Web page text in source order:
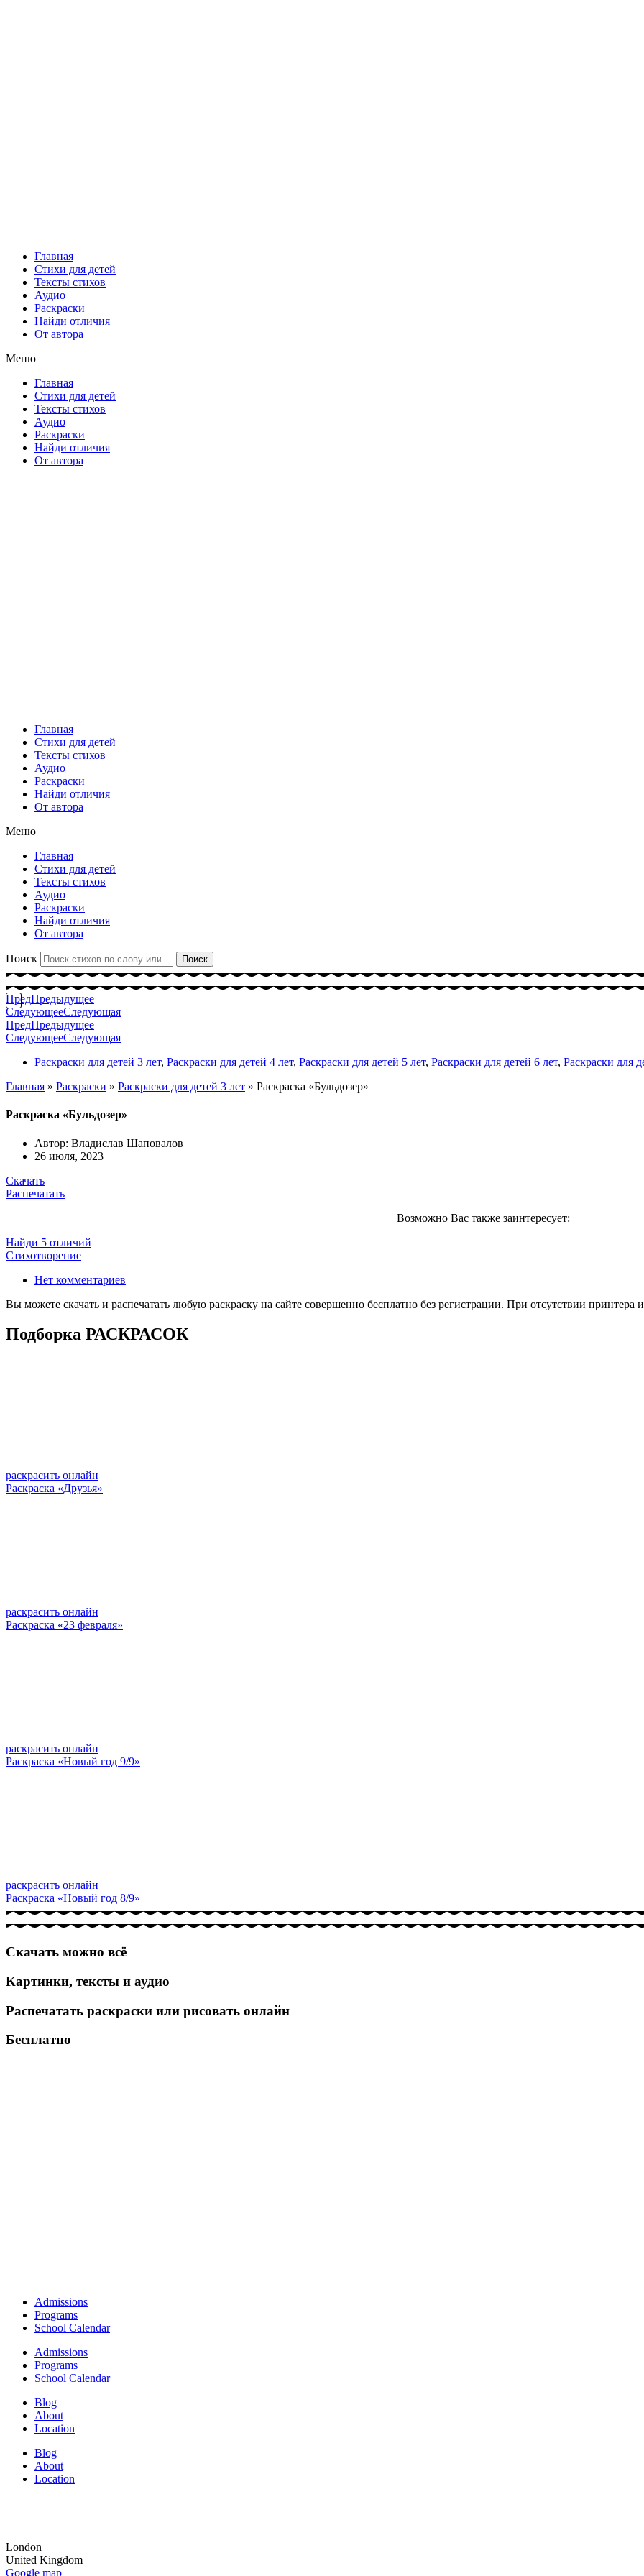
Главная
Стихи для детей
Тексты стихов
Аудио
Раскраски
Найди отличия
От автора
Меню
Главная
Стихи для детей
Тексты стихов
Аудио
Раскраски
Найди отличия
От автора
Главная
Стихи для детей
Тексты стихов
Аудио
Раскраски
Найди отличия
От автора
Меню
Главная
Стихи для детей
Тексты стихов
Аудио
Раскраски
Найди отличия
От автора
Поиск Поиск
ПредПредыдущее
СледующееСледующая
ПредПредыдущее
СледующееСледующая
Раскраски для детей 3 лет, Раскраски для детей 4 лет, Раскраски для детей 5 лет, Раскраски для детей 6 лет, Раскраски для
Главная » Раскраски » Раскраски для детей 3 лет » Раскраска «Бульдозер»
Раскраска «Бульдозер»
Автор: Владислав Шаповалов
26 июля, 2023
Скачать
Распечатать
Возможно Вас также заинтересует:
Найди 5 отличий
Стихотворение
Нет комментариев
Вы можете скачать и распечатать любую раскраску на сайте совершенно бесплатно без регистрации. При отсутствии принтера
Подборка РАСКРАСОК
раскрасить онлайн
Раскраска «Друзья»
раскрасить онлайн
Раскраска «23 февраля»
раскрасить онлайн
Раскраска «Новый год 9/9»
раскрасить онлайн
Раскраска «Новый год 8/9»
Скачать можно всё
Картинки, тексты и аудио
Распечатать раскраски или рисовать онлайн
Бесплатно
Admissions
Programs
School Calendar
Admissions
Programs
School Calendar
Blog
About
Location
Blog
About
Location
London
United Kingdom
Google map